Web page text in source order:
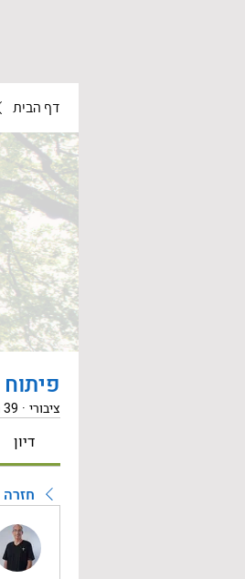
דף הבית
ציבורי · 39 חברים
דיון
חזרה